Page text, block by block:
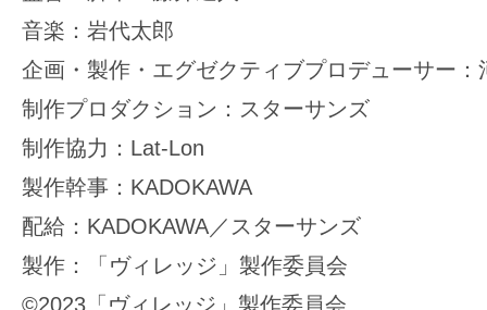
音楽：岩代太郎
企画・製作・エグゼクティブプロデューサー
制作プロダクション：スターサンズ
制作協力：Lat-Lon
製作幹事：KADOKAWA
配給：KADOKAWA／スターサンズ
製作：「ヴィレッジ」製作委員会
©️2023「ヴィレッジ」製作委員会